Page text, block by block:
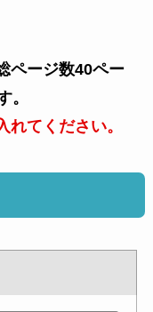
ページ数40ペー
。
てください。